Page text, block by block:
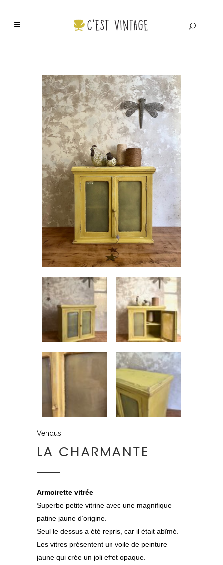
Vendus
LA CHARMANTE
Armoirette vitrée
Superbe petite vitrine avec une magnifique
patine jaune d’origine.
Seul le dessus a été repris, car il était abîmé.
Les vitres présentent un voile de peinture
jaune qui crée un joli effet opaque.